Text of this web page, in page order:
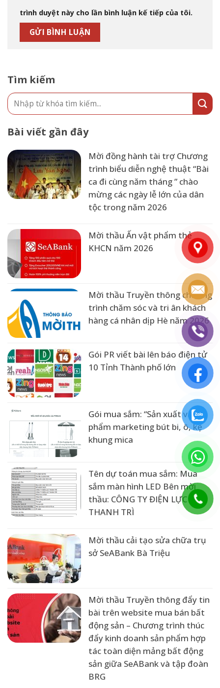
trình duyệt này cho lần bình luận kế tiếp của tôi.
Tìm kiếm
Bài viết gần đây
Mời đồng hành tài trợ Chương
trình biểu diễn nghệ thuật “Bài
ca đi cùng năm tháng ” chào
mừng các ngày lễ lớn của dân
tộc trong năm 2026
Mời thầu Ấn vật phẩm thẻ
KHCN năm 2026
Mời thầu Truyền thông chương
trình chăm sóc và tri ân khách
hàng cá nhân dịp Hè năm 2026
Gói PR viết bài lên báo điện tử
10 Tỉnh Thành phố lớn
Gói mua sắm: “Sản xuất vật
phẩm marketing bút bi, ô, kệ
khung mica
Tên dự toán mua sắm: Mua
sắm màn hình LED Bên mời
thầu: CÔNG TY ĐIỆN LỰC
THANH TRÌ
Mời thầu cải tạo sửa chữa trụ
sở SeABank Bà Triệu
Mời thầu Truyền thông đẩy tin
bài trên website mua bán bất
động sản – Chương trình thúc
đẩy kinh doanh sản phẩm hợp
tác toàn diện mảng bất động
sản giữa SeABank và tập đoàn
BRG